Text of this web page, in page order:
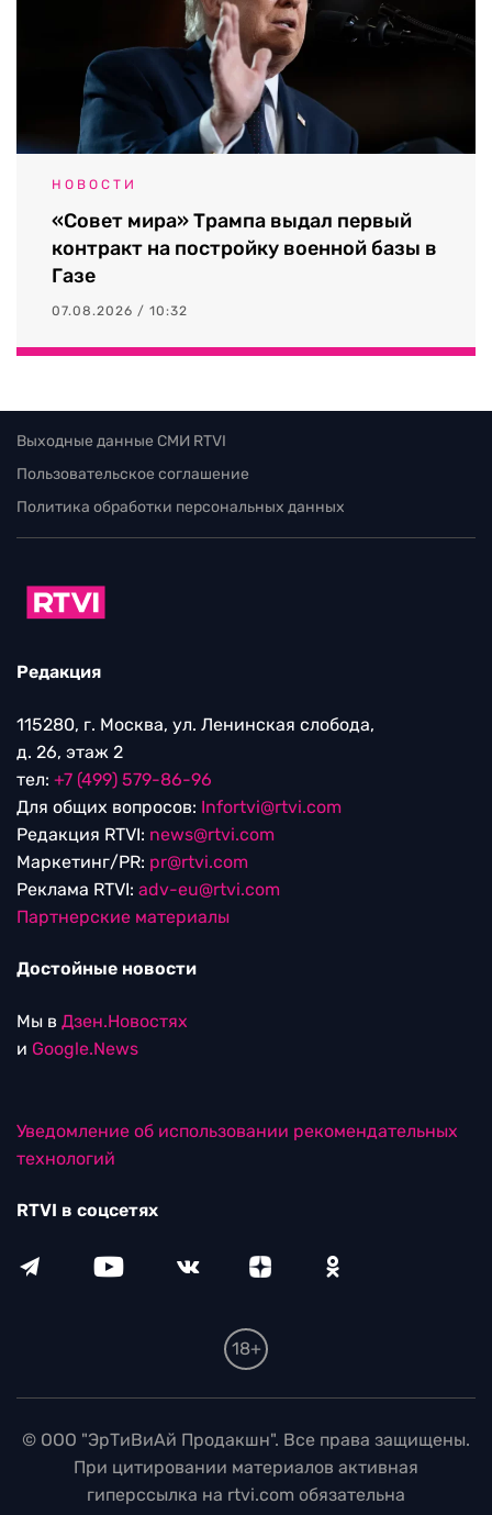
НОВОСТИ
«Совет мира» Трампа выдал первый
контракт на постройку военной базы в
Газе
07.08.2026 / 10:32
Выходные данные СМИ RTVI
Пользовательское соглашение
Политика обработки персональных данных
Редакция
115280, г. Москва, ул. Ленинская слобода,
д. 26, этаж 2
тел: +7 (499) 579-86-96
Для общих вопросов: Infortvi@rtvi.com
Редакция RTVI: news@rtvi.com
Маркетинг/PR: pr@rtvi.com
Реклама RTVI: adv-eu@rtvi.com
Партнерские материалы
Достойные новости
Мы в Дзен.Новостях
и Google.News
Уведомление об использовании рекомендательных
технологий
RTVI в соцсетях
18+
© ООО "ЭрТиВиАй Продакшн". Все права защищены.
При цитировании материалов активная
гиперссылка на rtvi.com обязательна